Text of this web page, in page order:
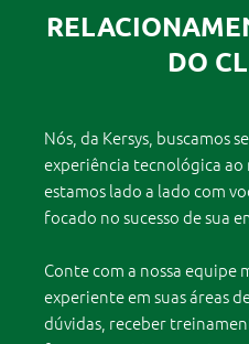
DO
Nós, da Kersys, buscamos
experiência tecnológica ao
estamos lado a lado com
focado no sucesso de sua
Conte com a nossa equipe
experiente em suas áreas
dúvidas, receber